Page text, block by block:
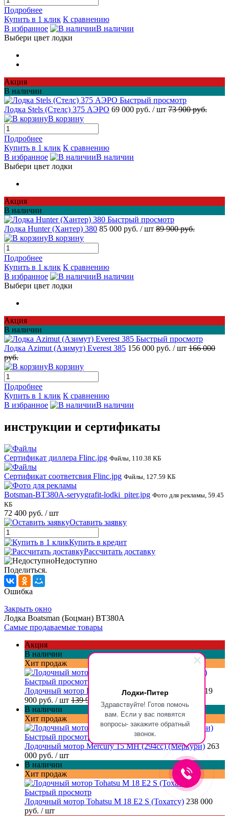
Лодки-Питер
Здравствуйте! Готов помочь
вам. Если у вас появятся
вопросы- закажите обратный
звонок.
Подробнее
Купить в 1 клик К сравнению
В избранное
В наличии
Выбери цвет лодки
Акция
В наличии
Быстрый просмотр
Лодка Stels (Стелс) 375 АЭРО 69 000 руб. / шт 73 900 руб.
В корзину
Подробнее
Купить в 1 клик К сравнению
В избранное
В наличии
Выбери цвет лодки
Акция
В наличии
Быстрый просмотр
Лодка Hunter (Хантер) 380 85 000 руб. / шт 89 900 руб.
В корзину
Подробнее
Купить в 1 клик К сравнению
В избранное
В наличии
Выбери цвет лодки
Акция
В наличии
Быстрый просмотр
Лодка Azimut (Азимут) Everest 385 156 000 руб. / шт 166 000
руб.
В корзину
Подробнее
Купить в 1 клик К сравнению
В избранное
В наличии
инструкции и сертификаты
Сертификат диллера Flinc.jpg Файлы, 110.38 КБ
Сертификат соответсвия Flinc.jpg Файлы, 127.59 КБ
Botsman-BT380A-seryygrafit-lodki_piter.jpg Фото для рекламы, 59.45
КБ
72 400 руб. / шт
Оставить заявку
Купить в кредит
Рассчитать доставку
Недоступно
Поделиться.
Ошибка
Закрыть окно
Лодка Boatsman (Боцман) BT380A
Самые продаваемые товары
Акция
В наличии
Хит продаж
Быстрый просмотр
Лодочный мотор Parsun T 9.9 PRO BMS (Парсун)
119
900 руб. / шт 139 900 руб.
В наличии
Хит продаж
Быстрый просмотр
Лодочный мотор Mercury 15 MH (294cc) (Меркури) 263
000 руб. / шт
В наличии
Хит продаж
Быстрый просмотр
Лодочный мотор Tohatsu M 18 E2 S (Тохатсу) 238 000
руб. / шт